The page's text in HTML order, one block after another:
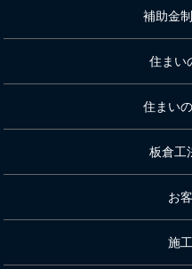
補助金
住まい
住まい
板倉工
お
施